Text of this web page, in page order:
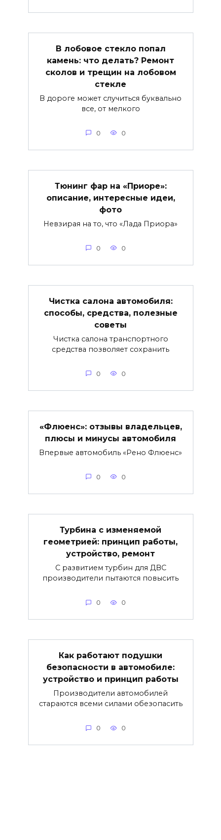
В лобовое стекло попал
камень: что делать? Ремонт
сколов и трещин на лобовом
стекле
В дороге может случиться буквально
все, от мелкого
0 0
Тюнинг фар на «Приоре»:
описание, интересные идеи,
фото
Невзирая на то, что «Лада Приора»
0 0
Чистка салона автомобиля:
способы, средства, полезные
советы
Чистка салона транспортного
средства позволяет сохранить
0 0
«Флюенс»: отзывы владельцев,
плюсы и минусы автомобиля
Впервые автомобиль «Рено Флюенс»
0 0
Турбина с изменяемой
геометрией: принцип работы,
устройство, ремонт
С развитием турбин для ДВС
производители пытаются повысить
0 0
Как работают подушки
безопасности в автомобиле:
устройство и принцип работы
Производители автомобилей
стараются всеми силами обезопасить
0 0